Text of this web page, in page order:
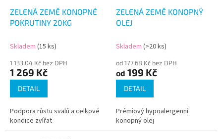
ZELENÁ ZEMĚ KONOPNÉ
POKRUTINY 20KG
Skladem (15 ks)
1 133,04 Kč bez DPH
1 269 Kč
DETAIL
Podpora růstu svalů a celkové
kondice zvířat
ZELENÁ ZEMĚ KONOPNÝ
OLEJ
Skladem (>20 ks)
od 177,68 Kč bez DPH
od 199 Kč
DETAIL
Prémiový hypoalergenní
konopný olej